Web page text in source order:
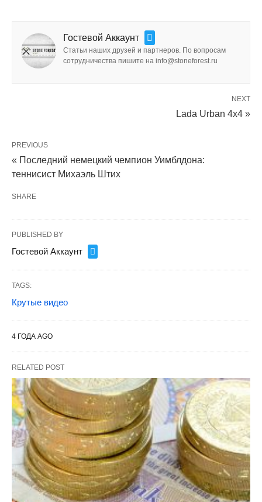
Гостевой Аккаунт
Статьи наших друзей и партнеров. По вопросам
сотрудничества пишите на info@stoneforest.ru
NEXT
Lada Urban 4x4 »
PREVIOUS
« Последний немецкий чемпион Уимблдона:
теннисист Михаэль Штих
SHARE
PUBLISHED BY
Гостевой Аккаунт
TAGS:
Крутые видео
4 ГОДА AGO
RELATED POST